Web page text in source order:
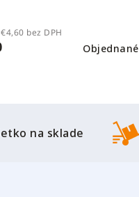
Objednané
€4,60 bez DPH
na sklade